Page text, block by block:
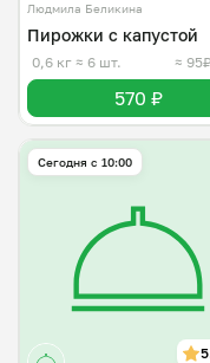
Людмила Беликина
Пирожки с капустой
0,6 кг ≈ 6 шт. ≈
570 ₽
Сегодня с 10:00